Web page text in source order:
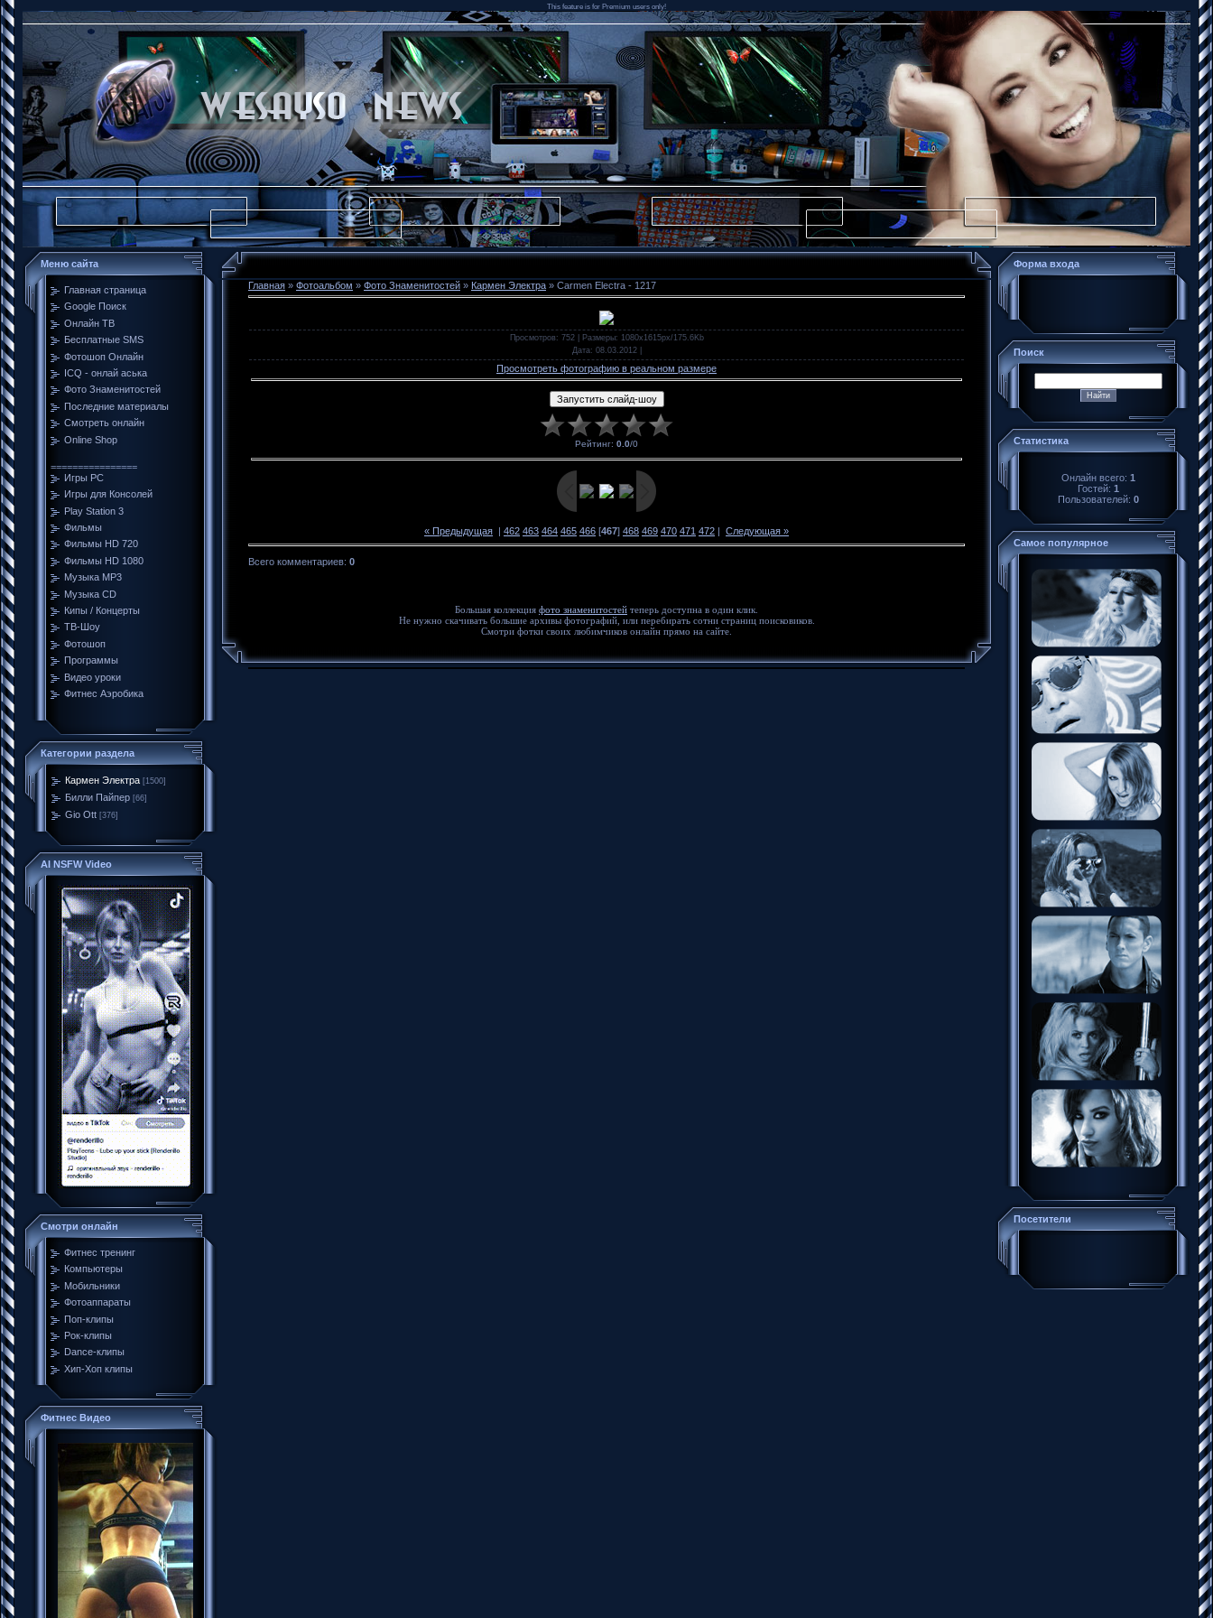
This feature is for Premium users only!
Меню сайта
Главная страница
Google Поиск
Онлайн ТВ
Бесплатные SMS
Фотошоп Онлайн
ICQ - онлай аська
Фото Знаменитостей
Последние материалы
Смотреть онлайн
Online Shop
================
Игры PC
Игры для Консолей
Play Station 3
Фильмы
Фильмы HD 720
Фильмы HD 1080
Музыка MP3
Музыка CD
Кипы / Концерты
ТВ-Шоу
Фотошоп
Программы
Видео уроки
Фитнес Аэробика
Категории раздела
Кармен Электра [1500]
Билли Пайпер [66]
Gio Ott [376]
AI NSFW Video
Смотри онлайн
Фитнес тренинг
Компьютеры
Мобильники
Фотоаппараты
Поп-клипы
Рок-клипы
Dance-клипы
Хип-Хоп клипы
Фитнес Видео
Главная » Фотоальбом » Фото Знаменитостей » Кармен Электра » Carmen Electra - 1217
Просмотров: 752 | Размеры: 1080x1615px/175.6Kb
Дата: 08.03.2012
Просмотреть фотографию в реальном размере
Рейтинг: 0.0/0
« Предыдущая | 462 463 464 465 466 [467] 468 469 470 471 472 | Следующая »
Всего комментариев: 0
Большая коллекция фото знаменитостей теперь доступна в один клик.
Не нужно скачивать большие архивы фотографий, или перебирать сотни страниц поисковиков.
Смотри фотки своих любимчиков онлайн прямо на сайте.
Форма входа
Поиск
Статистика
Онлайн всего: 1
Гостей: 1
Пользователей: 0
Самое популярное
Посетители